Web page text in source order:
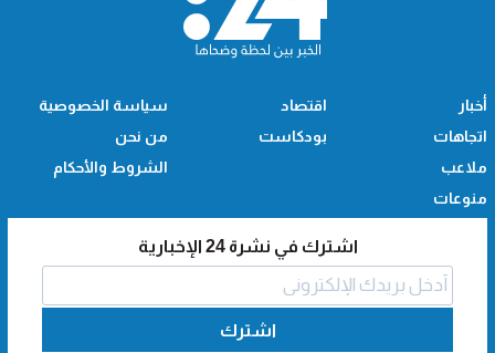
أخبار
اتجاهات
ملاعب
منوعات
اقتصاد
بودكاست
سياسة الخصوصية
من نحن
الشروط والأحكام
اشترك في نشرة 24 الإخبارية
اشترك